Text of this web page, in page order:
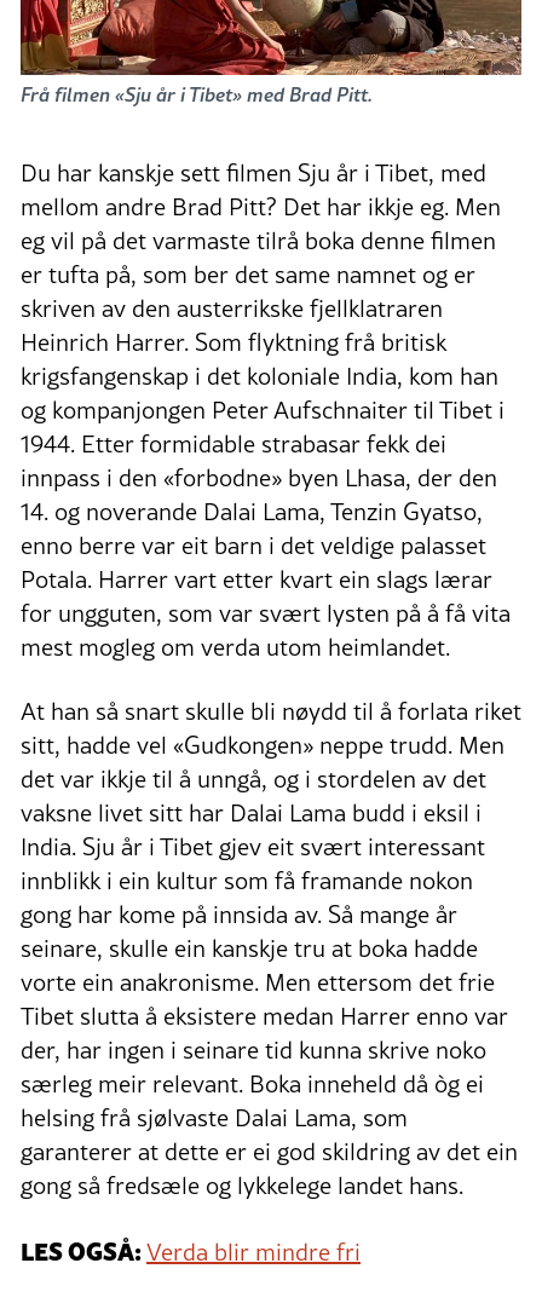
Frå filmen «Sju år i Tibet» med Brad Pitt.
Du har kanskje sett filmen Sju år i Tibet, med
mellom andre Brad Pitt? Det har ikkje eg. Men
eg vil på det varmaste tilrå boka denne filmen
er tufta på, som ber det same namnet og er
skriven av den austerrikske fjellklatraren
Heinrich Harrer. Som flyktning frå britisk
krigsfangenskap i det koloniale India, kom han
og kompanjongen Peter Aufschnaiter til Tibet i
1944. Etter formidable strabasar fekk dei
innpass i den «forbodne» byen Lhasa, der den
14. og noverande Dalai Lama, Tenzin Gyatso,
enno berre var eit barn i det veldige palasset
Potala. Harrer vart etter kvart ein slags lærar
for ungguten, som var svært lysten på å få vita
mest mogleg om verda utom heimlandet.
At han så snart skulle bli nøydd til å forlata riket
sitt, hadde vel «Gudkongen» neppe trudd. Men
det var ikkje til å unngå, og i stordelen av det
vaksne livet sitt har Dalai Lama budd i eksil i
India. Sju år i Tibet gjev eit svært interessant
innblikk i ein kultur som få framande nokon
gong har kome på innsida av. Så mange år
seinare, skulle ein kanskje tru at boka hadde
vorte ein anakronisme. Men ettersom det frie
Tibet slutta å eksistere medan Harrer enno var
der, har ingen i seinare tid kunna skrive noko
særleg meir relevant. Boka inneheld då òg ei
helsing frå sjølvaste Dalai Lama, som
garanterer at dette er ei god skildring av det ein
gong så fredsæle og lykkelege landet hans.
LES OGSÅ:Verda blir mindre fri